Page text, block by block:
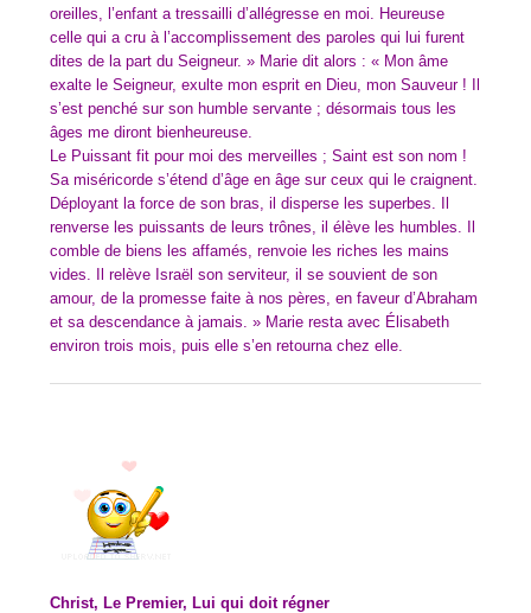
oreilles, l’enfant a tressailli d’allégresse en moi. Heureuse
celle qui a cru à l’accomplissement des paroles qui lui furent
dites de la part du Seigneur. » Marie dit alors : « Mon âme
exalte le Seigneur, exulte mon esprit en Dieu, mon Sauveur ! Il
s’est penché sur son humble servante ; désormais tous les
âges me diront bienheureuse.
Le Puissant fit pour moi des merveilles ; Saint est son nom !
Sa miséricorde s’étend d’âge en âge sur ceux qui le craignent.
Déployant la force de son bras, il disperse les superbes. Il
renverse les puissants de leurs trônes, il élève les humbles. Il
comble de biens les affamés, renvoie les riches les mains
vides. Il relève Israël son serviteur, il se souvient de son
amour, de la promesse faite à nos pères, en faveur d’Abraham
et sa descendance à jamais. » Marie resta avec Élisabeth
environ trois mois, puis elle s’en retourna chez elle.
Christ, Le Premier, Lui qui doit régner